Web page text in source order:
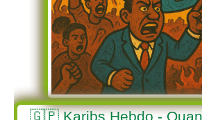
🇬🇵 Karibs Hebdo -